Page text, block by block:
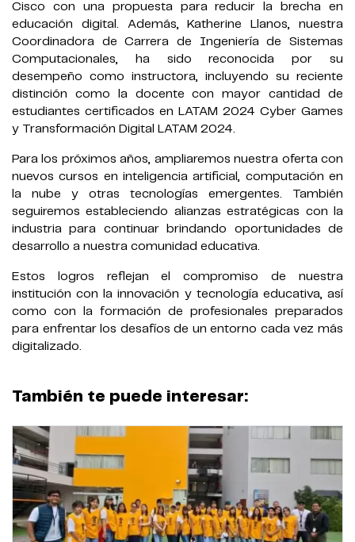
Cisco con una propuesta para reducir la brecha en
educación digital. Además, Katherine Llanos, nuestra
Coordinadora de Carrera de Ingeniería de Sistemas
Computacionales, ha sido reconocida por su
desempeño como instructora, incluyendo su reciente
distinción como la docente con mayor cantidad de
estudiantes certificados en LATAM 2024 Cyber Games
y Transformación Digital LATAM 2024.
Para los próximos años, ampliaremos nuestra oferta con
nuevos cursos en inteligencia artificial, computación en
la nube y otras tecnologías emergentes. También
seguiremos estableciendo alianzas estratégicas con la
industria para continuar brindando oportunidades de
desarrollo a nuestra comunidad educativa.
Estos logros reflejan el compromiso de nuestra
institución con la innovación y tecnología educativa, así
como con la formación de profesionales preparados
para enfrentar los desafíos de un entorno cada vez más
digitalizado.
También te puede interesar: